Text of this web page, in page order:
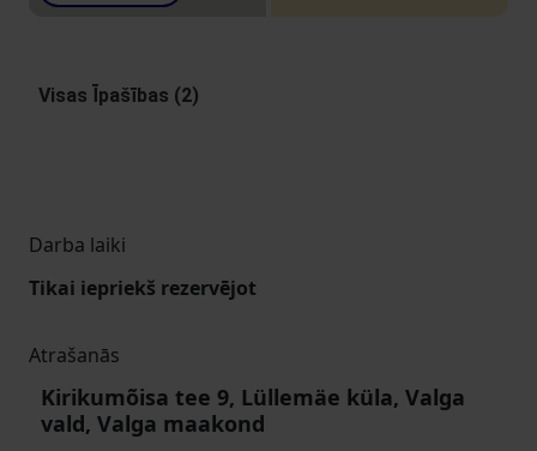
Visas Īpašības (2)
Darba laiki
Tikai iepriekš rezervējot
Atrašanās
Kirikumõisa tee 9, Lüllemäe küla, Valga
vald, Valga maakond